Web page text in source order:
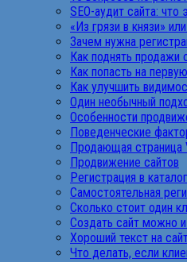
SEO-аудит сайта: что
«Из грязи в князи»
Зачем нужна
Как поднять
Как попасть на
Как улучшить
Один необычный
Особенности
Поведенческие
Продающая страница
Продвижение сайтов
Регистрация в
Самостоятельная
Сколько стоит один
Создать сайт можно
Хороший текст на
Что делать, если